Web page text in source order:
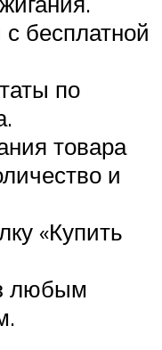
бесплатной
по
товара
и
«Купить
любым